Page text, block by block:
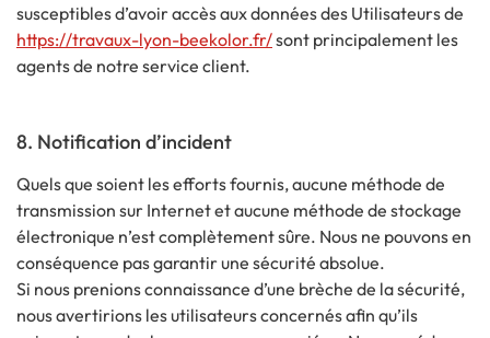
susceptibles d’avoir accès aux données des Utilisateurs de
https://travaux-lyon-beekolor.fr/sont principalement les
agents de notre service client.
8. Notification d’incident
Quels que soient les efforts fournis, aucune méthode de
transmission sur Internet et aucune méthode de stockage
électronique n’est complètement sûre. Nous ne pouvons en
conséquence pas garantir une sécurité absolue.
Si nous prenions connaissance d’une brèche de la sécurité,
nous avertirions les utilisateurs concernés afin qu’ils